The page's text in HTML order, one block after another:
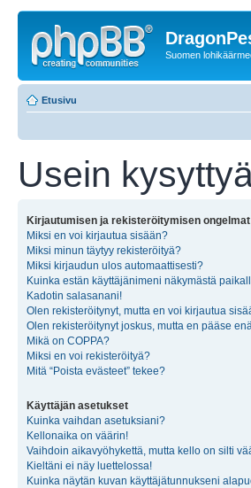
Suomen
Etusivu
Usein
Kirjautumisen ja rekisteröitymisen ongelmat
Miksi en voi kirjautua sisään?
Miksi minun täytyy rekisteröityä?
Miksi kirjaudun ulos automaattisesti?
Kuinka estän käyttäjänimeni näkymästä
Kadotin salasanani!
Olen rekisteröitynyt, mutta en voi kirjautua
Olen rekisteröitynyt joskus, mutta en pääse
Mikä on COPPA?
Miksi en voi rekisteröityä?
Mitä “Poista evästeet” tekee?
Käyttäjän asetukset
Kuinka vaihdan asetuksiani?
Kellonaika on väärin!
Vaihdoin aikavyöhykettä, mutta kello on silti
Kieltäni ei näy luettelossa!
Kuinka näytän kuvan käyttäjätunnukseni